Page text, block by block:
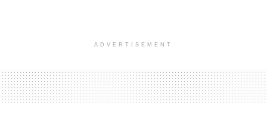
ADVERTISEMENT